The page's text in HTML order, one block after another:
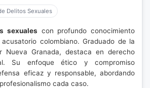
Delitos Sexuales
sexuales con profundo conocimiento
colombiano. Graduado de la
Nueva Granada, destaca en derecho
Su enfoque ético y compromiso
eficaz y responsable, abordando
cada caso.